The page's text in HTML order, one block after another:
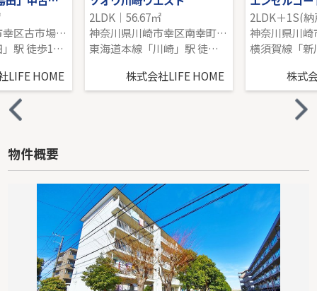
神奈川県川崎市幸区古市場１丁目
南武線「鹿島田」駅 徒歩10分
LIFE HOME
2LDK｜56.67㎡
神奈川県川崎市幸区南幸町２丁目
東海道本線「川崎」駅 徒歩7分
株式会社LIFE HOME
2LDK＋1S(
株式
物件概要